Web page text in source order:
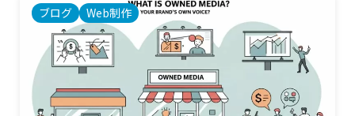
ユーザーが得る「体験」全体を設計する考え方が
「UXデザイン」です。「ユーザーエクスペリエン
スデザイン」とも呼ばれます。 この記事では、近
年ますます重要性が高まっているUXデザインにつ
いて、その基本的な意味から、良いUXを構成する
要素、そしてUX …
ブログ Web制作